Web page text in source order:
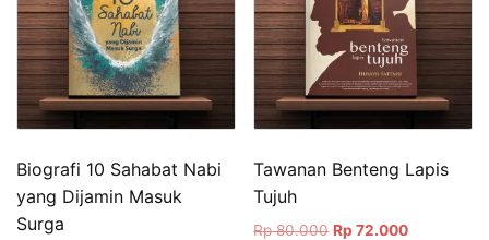
Biografi 10 Sahabat Nabi
yang Dijamin Masuk
Surga
Tawanan Benteng Lapis
Tujuh
Rp80.000 Harga
Rp 72.000Harga